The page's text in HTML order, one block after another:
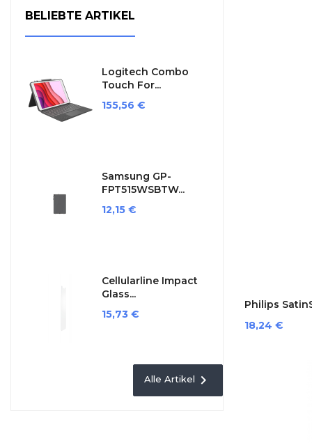
BELIEBTE ARTIKEL
Logitech Combo
Touch For...
Preis
155,56 €
Samsung GP-
FPT515WSBTW...
Preis
12,15 €
Cellularline Impact
Glass...
Preis
15,73 €
Alle Artikel 
Philips
Preis
18,24 €